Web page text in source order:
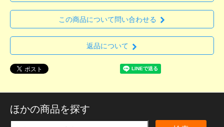
この商品について問い合わせる
返品について
ほかの商品を探す